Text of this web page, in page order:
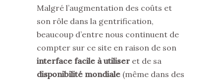
Malgré l’augmentation des coûts et
son rôle dans la gentrification,
beaucoup d’entre nous continuent de
compter sur ce site en raison de son
interface facile à utiliser et de sa
disponibilité mondiale (même dans des